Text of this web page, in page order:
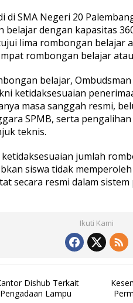
di SMA Negeri 20
dengan kapasitas
lima rombongan belajar
rombongan belajar
belajar,
ketidaksesuaian
masa sanggah resmi,
SPMB, serta
teknis.
jumlah
siswa tidak
secara resmi dalam
Ikuti Kami
Dishub Terkait
Lampu